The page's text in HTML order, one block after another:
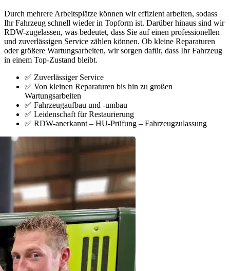
Durch mehrere Arbeitsplätze können wir effizient arbeiten, sodass
Ihr Fahrzeug schnell wieder in Topform ist. Darüber hinaus sind wir
RDW-zugelassen, was bedeutet, dass Sie auf einen professionellen
und zuverlässigen Service zählen können. Ob kleine Reparaturen
oder größere Wartungsarbeiten, wir sorgen dafür, dass Ihr Fahrzeug
in einem Top-Zustand bleibt.
✅ Zuverlässiger Service
✅ Von kleinen Reparaturen bis hin zu großen
Wartungsarbeiten
✅ Fahrzeugaufbau und -umbau
✅ Leidenschaft für Restaurierung
✅ RDW-anerkannt – HU-Prüfung – Fahrzeugzulassung